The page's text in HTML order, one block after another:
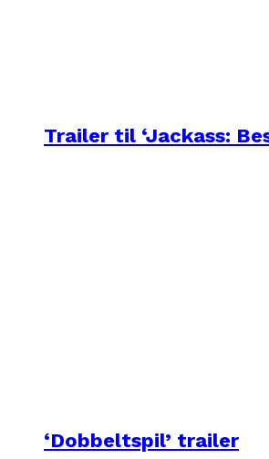
Trailer til ‘Jackass:
‘Dobbeltspil’ trailer